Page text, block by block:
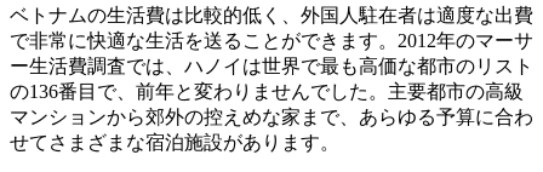
ベトナムの生活費は比較的低く、外国人駐在者は適度な出費
で非常に快適な生活を送ることができます。2012年のマーサ
ー生活費調査では、ハノイは世界で最も高価な都市のリスト
の136番目で、前年と変わりませんでした。主要都市の高級
マンションから郊外の控えめな家まで、あらゆる予算に合わ
せてさまざまな宿泊施設があります。